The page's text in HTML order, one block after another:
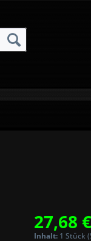
27,68
Inhalt: 1 Stück